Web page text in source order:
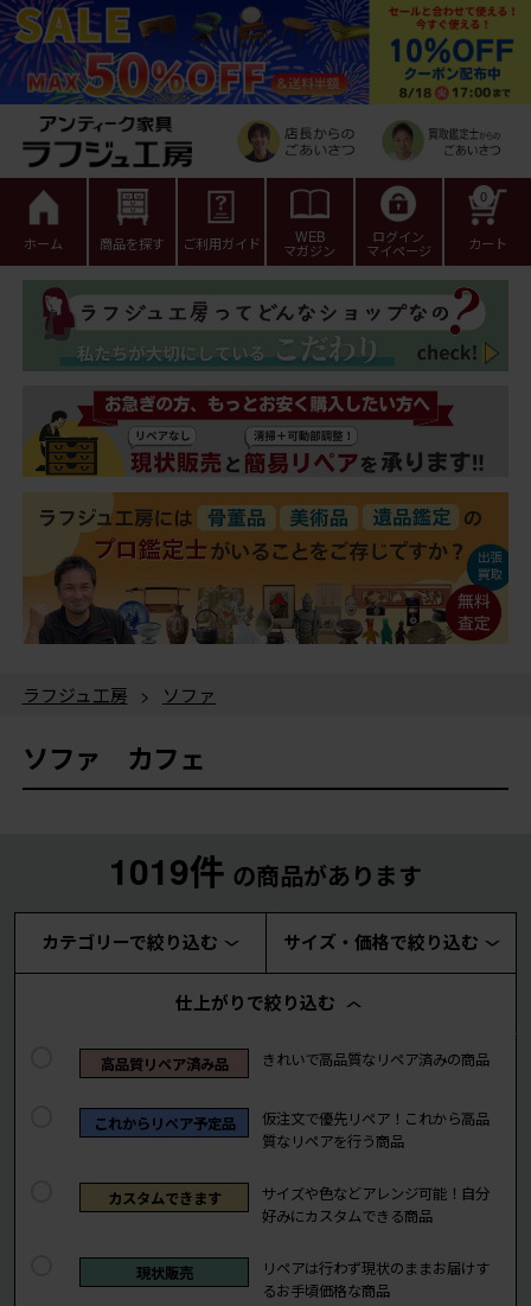
ホーム 商品を探す ご利用ガイド WEB
マガジン
ログイン
マイページ カート
0
ラフジュ工房 > ソファ
ソファ カフェ
1019件 の商品があります
カテゴリーで絞り込む サイズ・価格で絞り込む
仕上がりで絞り込む
高品質リペア済み品 きれいで高品質なリペア済みの商品
これからリペア予定品
仮注文で優先リペア！これから高品
質なリペアを行う商品
カスタムできます
サイズや色などアレンジ可能！自分
好みにカスタムできる商品
現状販売
リペアは行わず現状のままお届けす
るお手頃価格な商品